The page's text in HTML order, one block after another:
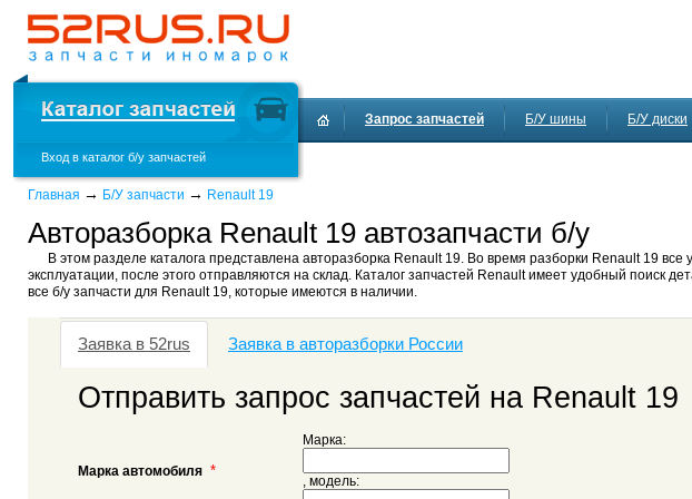
Вход в каталог б/у запчастей
Запрос запчастей Б/У шины Б/У диски
Главная → Б/У запчасти → Renault 19
Авторазборка Renault 19 автозапчасти б/у
В этом разделе каталога представлена авторазборка Renault 19. Во время разборки Renault 19
эксплуатации, после этого отправляются на склад. Каталог запчастей Renault имеет удобный поиск
все б/у запчасти для Renault 19, которые имеются в наличии.
Заявка в 52rus Заявка в авторазборки России
Отправить запрос запчастей на Renault 19
Марка автомобиля *
Марка:
, модель: